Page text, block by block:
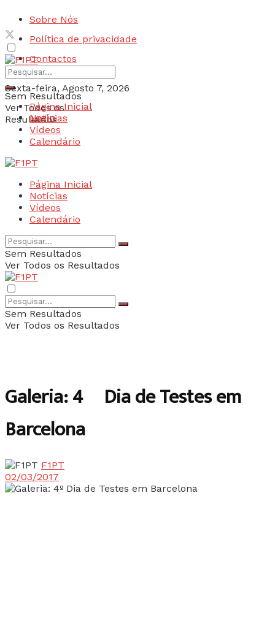
Sobre Nós
Política de privacidade
Contactos
Sexta-feira, Agosto 7, 2026
Login
Sem Resultados
Ver Todos os
Resultados
Página Inicial
Notícias
Vídeos
Calendário
Página Inicial
Notícias
Vídeos
Calendário
Sem Resultados
Ver Todos os Resultados
Sem Resultados
Ver Todos os Resultados
Galeria: 4º Dia de Testes em
Barcelona
F1PT
02/03/2017